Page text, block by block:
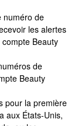
numéro de
les alertes
Beauty
de
Beauty
pour la première
aux États-Unis,